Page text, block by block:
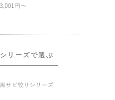
シリーズで選ぶ